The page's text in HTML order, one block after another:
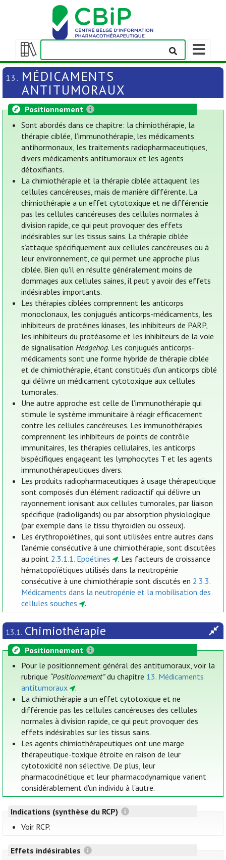
Afficher/masquer
la
table
des
matières
Afficher/
la
barre
13. MÉDICAMENTS
ANTITUMORAUX
Positionnement
Sont abordés dans ce chapitre: la chimiothérapie, la
thérapie ciblée, l’immunothérapie, les médicaments
antihormonaux, les traitements radiopharmaceutiques,
divers médicaments antitumoraux et les agents
détoxifiants.
La chimiothérapie et la thérapie ciblée attaquent les
cellules cancéreuses, mais de manière différente. La
chimiothérapie a un effet cytotoxique et ne différencie
pas les cellules cancéreuses des cellules normales à
division rapide, ce qui peut provoquer des effets
indésirables sur les tissus sains. La thérapie ciblée
s’attaque spécifiquement aux cellules cancéreuses ou à
leur environnement, ce qui permet une approche plus
ciblée. Bien qu'il en résulte généralement moins de
dommages aux cellules saines, il peut y avoir des effets
indésirables importants.
Les thérapies ciblées comprennent les anticorps
monoclonaux, les conjugués anticorps-médicaments, les
inhibiteurs de protéines kinases, les inhibiteurs de PARP,
les inhibiteurs du protéasome et les inhibiteurs de la voie
de signalisationHedgehog. Les conjugués anticorps-
médicaments sont une forme hybride de thérapie ciblée
et de chimiothérapie, étant constitués d’un anticorps ciblé
qui délivre un médicament cytotoxique aux cellules
tumorales.
Une autre approche est celle de l’immunothérapie qui
stimule le système immunitaire à réagir efficacement
contre les cellules cancéreuses. Les immunothérapies
comprennent les inhibiteurs de points de contrôle
immunitaires, les thérapies cellulaires, les anticorps
bispécifiques engageant les lymphocytes T et les agents
immunothérapeutiques divers.
Les produits radiopharmaceutiques à usage thérapeutique
sont composés d’un élément radioactif qui délivre un
rayonnement ionisant aux cellules tumorales, par liaison
spécifique (radioligands) ou par absorption physiologique
(par exemple dans le tissu thyroïdien ou osseux).
Les érythropoïétines, qui sont utilisées entre autres dans
l'anémie consécutive à une chimiothérapie, sont discutées
au point 2.3.1.1. Epoétines
. Les facteurs de croissance
hématopoïétiques utilisés dans la neutropénie
consécutive à une chimiothérapie sont discutés en 2.3.3.
Médicaments dans la neutropénie et la mobilisation des
cellules souches
.
13.1. Chimiothérapie
Positionnement
Pour le positionnement général des antitumoraux, voir la
rubrique “Positionnement”du chapitre 13. Médicaments
antitumoraux
.
La chimiothérapie a un effet cytotoxique et ne
différencie pas les cellules cancéreuses des cellules
normales à division rapide, ce qui peut provoquer des
effets indésirables sur les tissus sains.
Les agents chimiothérapeutiques ont une marge
thérapeutique-toxique étroite en raison de leur
cytotoxicité non sélective. De plus, leur
pharmacocinétique et leur pharmacodynamique varient
considérablement d'un individu à l'autre.
Indications (synthèse du RCP)
Voir RCP.
Effets indésirables